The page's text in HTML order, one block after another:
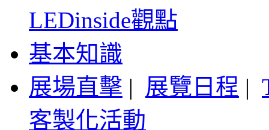
LEDinside觀點
基本知識
展場直擊 | 展覽日程 |
客製化活動